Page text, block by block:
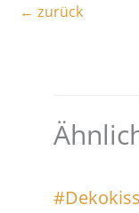
← zurück